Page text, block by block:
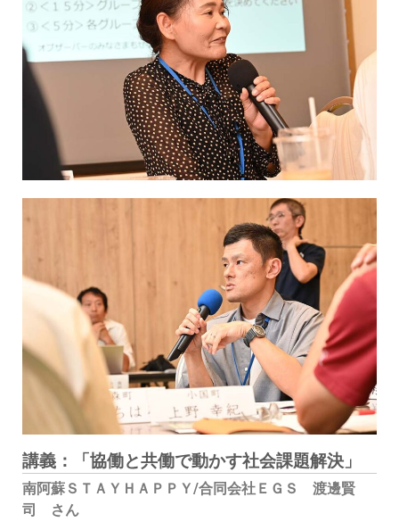
講義：「協働と共働で動かす社会課題解決」
南阿蘇ＳＴＡＹＨＡＰＰＹ/合同会社ＥＧＳ 渡邊賢
司 さん